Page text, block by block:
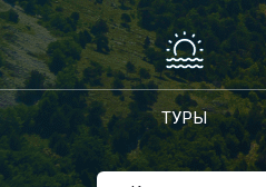
ТУРЫ